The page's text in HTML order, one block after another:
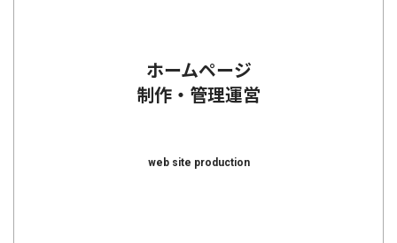
ホームページ
制作・管理運営
web site production